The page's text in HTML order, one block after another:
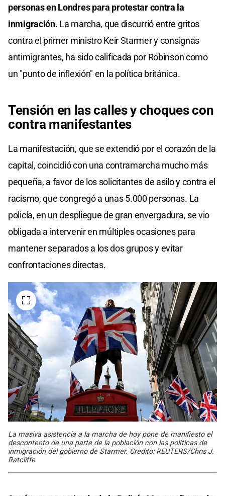
personas en Londres para protestar contra la
inmigración. La marcha, que discurrió entre gritos
contra el primer ministro Keir Starmer y consignas
antimigrantes, ha sido calificada por Robinson como
un "punto de inflexión" en la política británica.
Tensión en las calles y choques con
contra manifestantes
La manifestación, que se extendió por el corazón de la
capital, coincidió con una contramarcha mucho más
pequeña, a favor de los solicitantes de asilo y contra el
racismo, que congregó a unas 5.000 personas. La
policía, en un despliegue de gran envergadura, se vio
obligada a intervenir en múltiples ocasiones para
mantener separados a los dos grupos y evitar
confrontaciones directas.
La masiva asistencia a la marcha de hoy pone de manifiesto el
descontento de una parte de la población con las políticas de
inmigración del gobierno de Starmer. Credito: REUTERS/Chris J.
Ratcliffe